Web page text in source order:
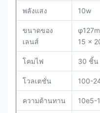
พลังแสง 10w
ขนาดของ
เลนส์
15 ×
โคมไฟ 30 ชิ้น
โวลเตชั่น 100-
ความต้านทาน 10e5-